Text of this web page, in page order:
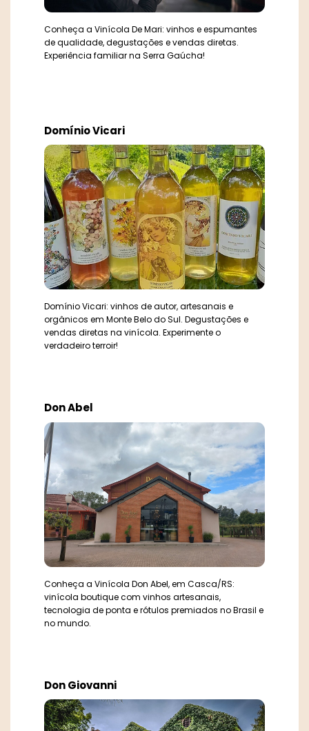
Conheça a Vinícola De Mari: vinhos e espumantes
de qualidade, degustações e vendas diretas.
Experiência familiar na Serra Gaúcha!
Domínio Vicari
Domínio Vicari: vinhos de autor, artesanais e
orgânicos em Monte Belo do Sul. Degustações e
vendas diretas na vinícola. Experimente o
verdadeiro terroir!
Don Abel
Conheça a Vinícola Don Abel, em Casca/RS:
vinícola boutique com vinhos artesanais,
tecnologia de ponta e rótulos premiados no Brasil e
no mundo.
Don Giovanni